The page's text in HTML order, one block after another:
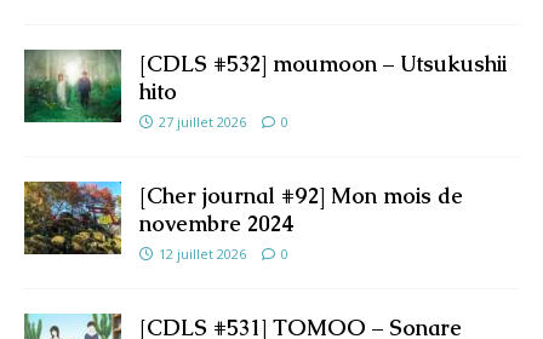
[CDLS #532] moumoon – Utsukushii
hito
27 juillet 2026 0
[Cher journal #92] Mon mois de
novembre 2024
12 juillet 2026 0
[CDLS #531] TOMOO – Sonare